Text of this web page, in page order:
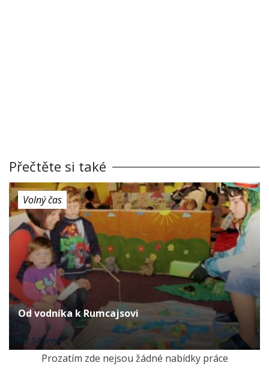
Přečtěte si také
Volný čas
Od vodníka k Rumcajsovi
před 14 lety
Prozatím zde nejsou žádné nabídky práce